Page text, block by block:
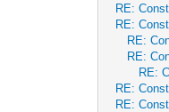
RE:
RE:
RE:
RE:
RE:
RE:
RE: